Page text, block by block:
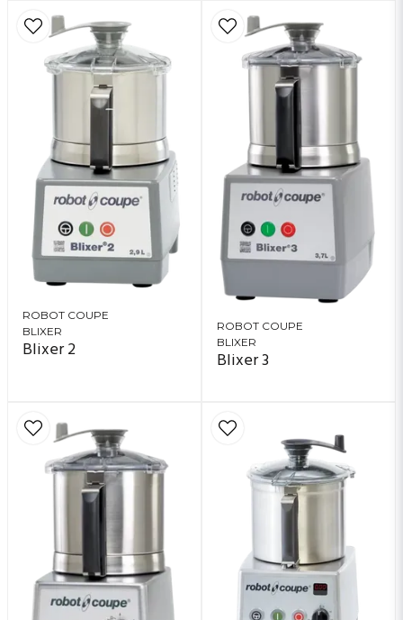
ROBOT COUPE
BLIXER
Blixer 2
ROBOT COUPE
BLIXER
Blixer 3